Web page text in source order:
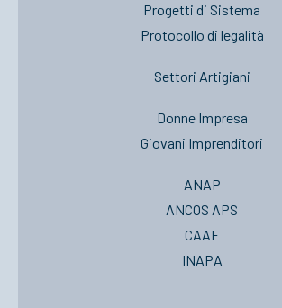
Progetti di Sistema
Protocollo di legalità
Settori Artigiani
Donne Impresa
Giovani Imprenditori
ANAP
ANCOS APS
CAAF
INAPA